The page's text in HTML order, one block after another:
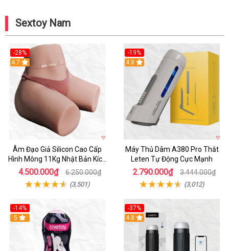
Sextoy Nam
-28%
4.7
Âm Đạo Giả Silicon Cao Cấp
Hình Mông 11Kg Nhật Bản Kích
Thước Như Thật
4.500.000₫ 6.250.000₫
(3,501)
-19%
Hot
4.8
Máy Thủ Dâm A380 Pro Thắt
Leten Tự Động Cực Mạnh
2.790.000₫ 3.444.000₫
(3,012)
-14%
Hot
5
-37%
4.8